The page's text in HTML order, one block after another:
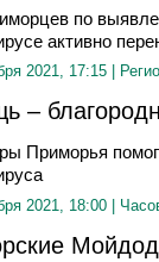
по
активно
2021, 17:15 |
–
Приморья
2021, 18:00 |